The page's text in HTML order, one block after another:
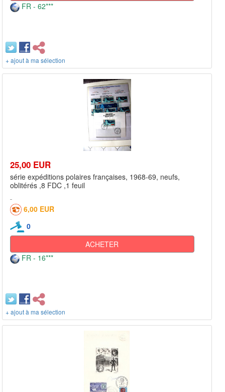
FR - 62***
+ ajout à ma sélection
25,00 EUR
série expéditions polaires françaises, 1968-69, neufs,
oblitérés ,8 FDC ,1 feuil
6,00 EUR
0
ACHETER
FR - 16***
+ ajout à ma sélection